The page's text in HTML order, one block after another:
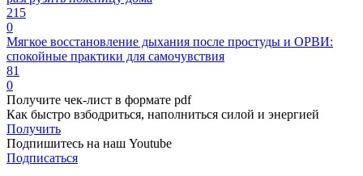
215
0
Мягкое восстановление дыхания после простуды и ОРВИ:
спокойные практики для самочувствия
81
0
Получите чек-лист в формате pdf
Как быстро взбодриться, наполниться силой и энергией
Получить
Подпишитесь на наш Youtube
Подписаться